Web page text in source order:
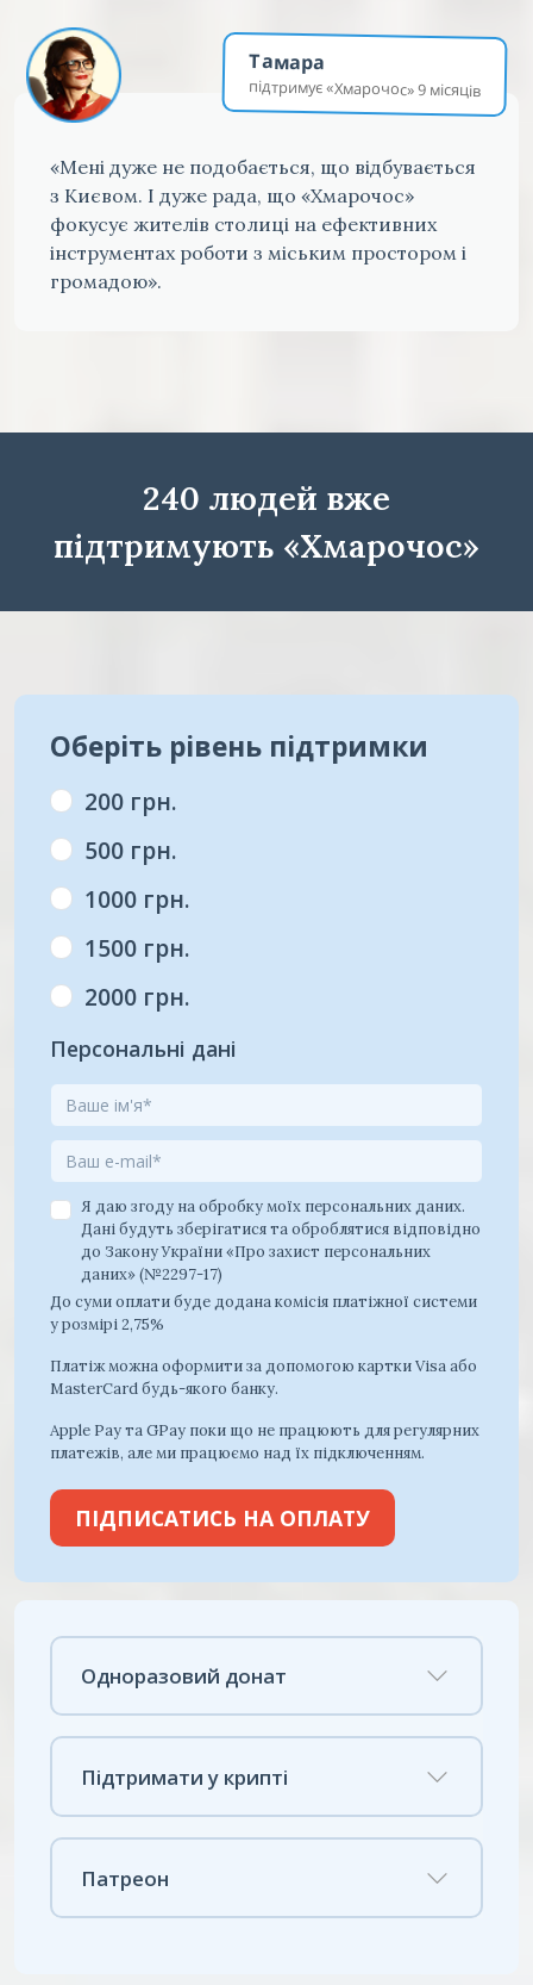
Тамара
підтримує «Хмарочос» 9 місяців
«Мені дуже не подобається, що відбувається
з Києвом. І дуже рада, що «Хмарочос»
фокусує жителів столиці на ефективних
інструментах роботи з міським простором і
громадою».
240 людей вже
підтримують «Хмарочос»
Оберіть рівень підтримки
200 грн.
500 грн.
1000 грн.
1500 грн.
2000 грн.
Персональні дані
Я даю згоду на обробку моїх персональних даних.
Дані будуть зберігатися та оброблятися відповідно
до Закону України «Про захист персональних
даних» (№2297-17)
До суми оплати буде додана комісія платіжної системи
у розмірі 2,75%
Платіж можна оформити за допомогою картки Visa або
MasterCard будь-якого банку.
Apple Pay та GPay поки що не працюють для регулярних
платежів, але ми працюємо над їх підключенням.
ПІДПИСАТИСЬ НА ОПЛАТУ
Одноразовий донат
Підтримати у крипті
Патреон